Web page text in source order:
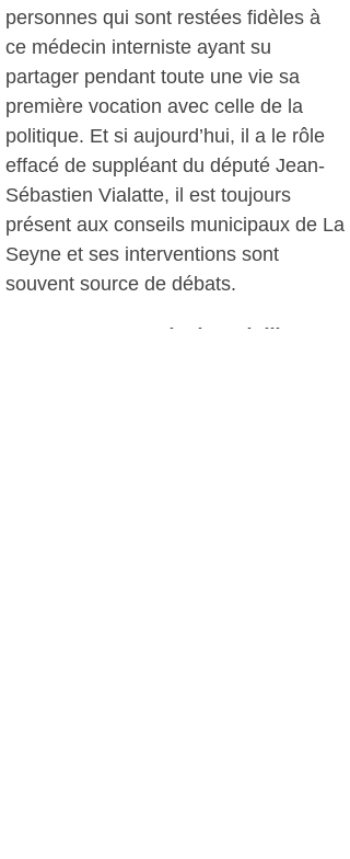
personnes qui sont restées fidèles à
ce médecin interniste ayant su
partager pendant toute une vie sa
première vocation avec celle de la
politique. Et si aujourd’hui, il a le rôle
effacé de suppléant du député Jean-
Sébastien Vialatte, il est toujours
présent aux conseils municipaux de La
Seyne et ses interventions sont
souvent source de débats.
P. Ch., le 10 juillet 2011